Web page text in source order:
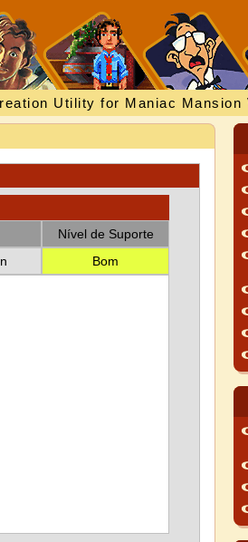
Utility for Maniac Mansion
Nível de Suporte
Bom